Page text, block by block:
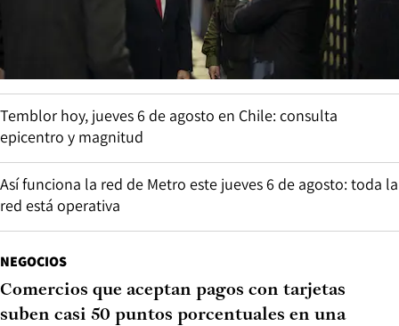
Temblor hoy, jueves 6 de agosto en Chile: consulta
epicentro y magnitud
Así funciona la red de Metro este jueves 6 de agosto: toda la
red está operativa
NEGOCIOS
Comercios que aceptan pagos con tarjetas
suben casi 50 puntos porcentuales en una